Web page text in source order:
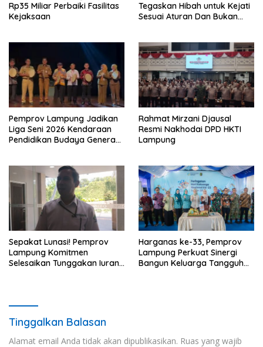
Rp35 Miliar Perbaiki Fasilitas
Kejaksaan
Tegaskan Hibah untuk Kejati
Sesuai Aturan Dan Bukan
Pemprov Lampung Jadikan
Liga Seni 2026 Kendaraan
Pendidikan Budaya Generasi
Rahmat Mirzani Djausal
Resmi Nakhodai DPD HKTI
Lampung
Sepakat Lunasi! Pemprov
Lampung Komitmen
Selesaikan Tunggakan Iuran
Harganas ke-33, Pemprov
Lampung Perkuat Sinergi
Bangun Keluarga Tangguh
Tinggalkan Balasan
Alamat email Anda tidak akan dipublikasikan. Ruas yang wajib